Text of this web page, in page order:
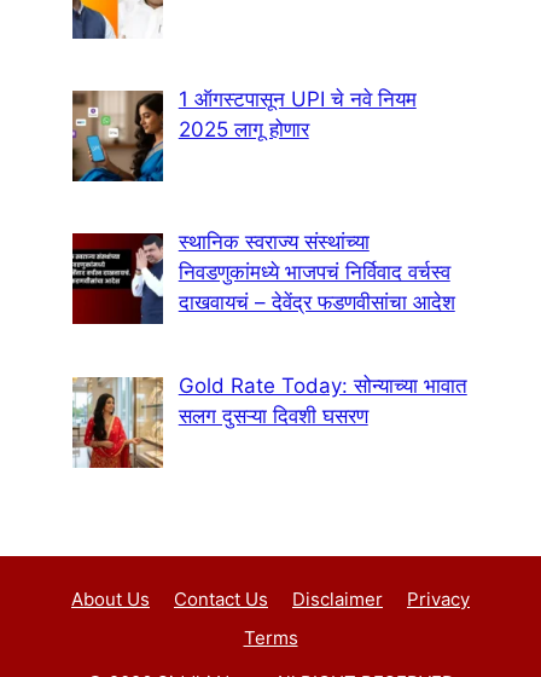
1 ऑगस्टपासून UPI चे नवे नियम
2025 लागू होणार
स्थानिक स्वराज्य संस्थांच्या
निवडणुकांमध्ये भाजपचं निर्विवाद वर्चस्व
दाखवायचं – देवेंद्र फडणवीसांचा आदेश
Gold Rate Today: सोन्याच्या भावात
सलग दुसऱ्या दिवशी घसरण
About Us Contact Us Disclaimer
Privacy
Terms